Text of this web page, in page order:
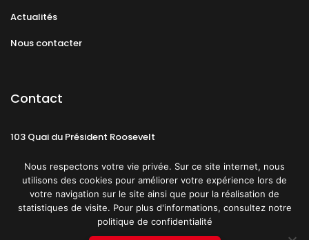
Actualités
Nous contacter
Contact
103 Quai du Président Roosevelt
CGU Politique de confidentialité
Nous respectons votre vie privée. Sur ce site internet, nous
utilisons des cookies pour améliorer votre expérience lors de
votre navigation sur le site ainsi que pour la réalisation de
statistiques de visite. Pour plus d'informations, consultez notre
politique de confidentialité